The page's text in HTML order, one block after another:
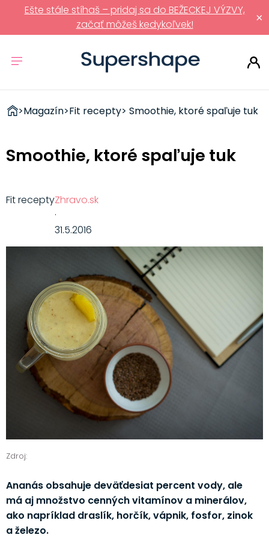
×
Ešte stále stíhaš – pridaj sa do BEŽECKEJ VÝZVY,
začať môžeš kedykoľvek!
ZDRAVÉ
>Magazín>Fit recepty> Smoothie, ktoré spaľuje tuk
Smoothie, ktoré spaľuje tuk
Zdroj:
Ananás obsahuje deväťdesiat percent vody, ale
má aj množstvo cenných vitamínov a minerálov,
ako napríklad draslík, horčík, vápnik, fosfor, zinok
a železo.
Fit receptyZhravo.sk
·
31.5.2016